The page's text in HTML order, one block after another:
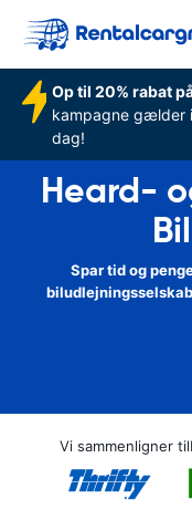
Op til 20% rabat
kampagne gælder
dag!
Heard-
Spar tid og
Vi sammenligner